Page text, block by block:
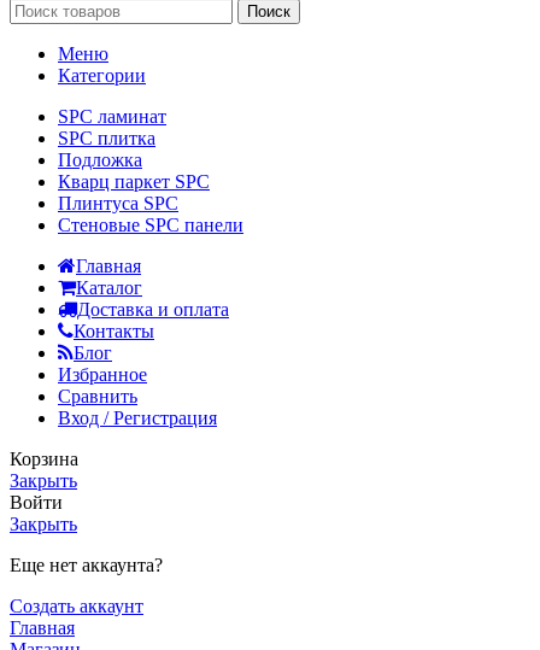
Поиск
Меню
Категории
SPC ламинат
SPC плитка
Подложка
Кварц паркет SPC
Плинтуса SPC
Стеновые SPC панели
Главная
Каталог
Доставка и оплата
Контакты
Блог
Избранное
Сравнить
Вход / Регистрация
Корзина
Закрыть
Войти
Закрыть
Еще нет аккаунта?
Создать аккаунт
Главная